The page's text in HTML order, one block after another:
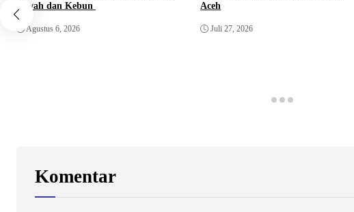
Sawah dan Kebun
Agustus 6, 2026
Aceh
Juli 27, 2026
Komentar